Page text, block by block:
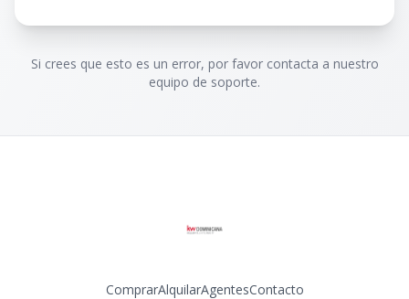
Si crees que esto es un error, por favor contacta a nuestro
equipo de soporte.
ComprarAlquilarAgentesContacto